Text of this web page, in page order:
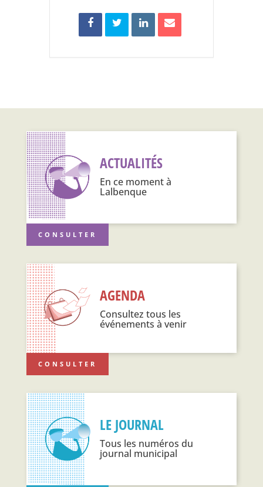
ACTUALITÉS
En ce moment à
Lalbenque
CONSULTER
AGENDA
Consultez tous les
événements à venir
CONSULTER
LE JOURNAL
Tous les numéros du
journal municipal